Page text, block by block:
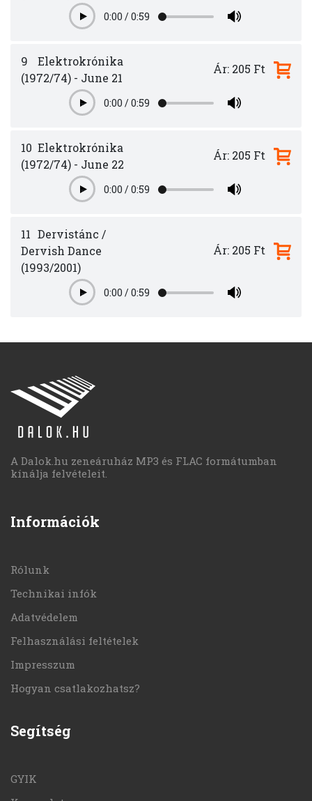
Play0:00 /0:59
9
Elektrokrónika
(1972/74) - June 21
Play0:00 /0:59
Ár: 205 Ft
10 Elektrokrónika
(1972/74) - June 22
Play0:00 /0:59
Ár: 205 Ft
11 Dervistánc /
Dervish Dance
(1993/2001)
Play0:00 /0:59
Ár: 205 Ft
A Dalok.hu zeneáruház MP3 és FLAC formátumban
kínálja felvételeit.
Információk
Rólunk
Technikai infók
Adatvédelem
Felhasználási feltételek
Impresszum
Hogyan csatlakozhatsz?
Segítség
GYIK